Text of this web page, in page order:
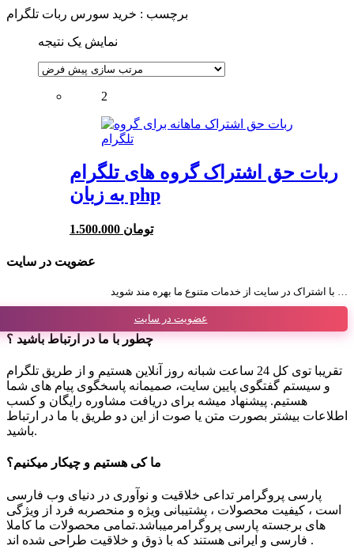
برچسب : خرید سورس ربات تلگرام
نمایش یک نتیجه
2
ربات حق اشتراک گروه های تلگرام
به زبان php
1.500.000 تومان
عضویت در سایت
عضویت در سایت
چطور با ما در ارتباط باشید ؟
تقریبا توی کل 24 ساعت شبانه روز آنلاین هستیم و از طریق تلگرام
و سیستم گفتگوی پایین سایت، صمیمانه پاسخگوی پیام های شما
هستیم. پیشنهاد میشه برای دریافت مشاوره رایگان و کسب
اطلاعات بیشتر بصورت متن یا صوت از این دو طریق با ما در ارتباط
باشید.
ما کی هستیم و چیکار میکنیم؟
پارسی پروگرامر تداعی خلاقیت و نوآوری در دنیای وب فارسی
است ، کیفیت محصولات ، پشتیبانی ویژه و منحصربه فرد از ویژگی
های برجسته پارسی پروگرامرمیباشد.تمامی محصولات ما کاملا
فارسی و ایرانی هستند که با ذوق و خلاقیت طراحی شده اند .